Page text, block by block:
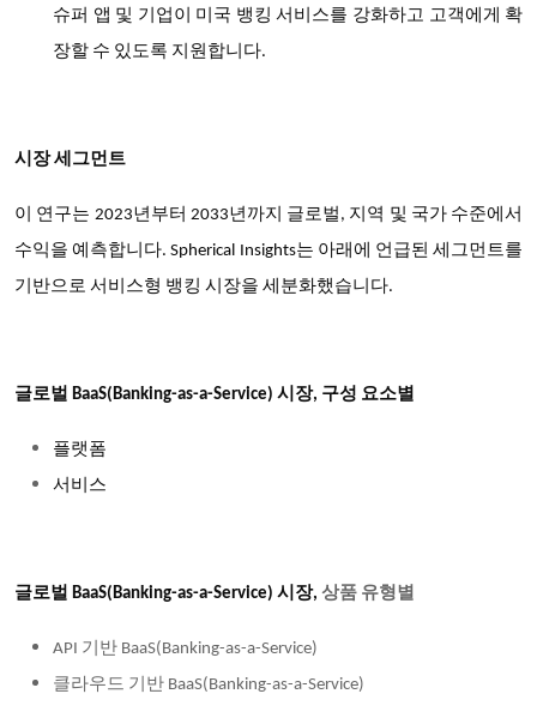
슈퍼 앱 및 기업이 미국 뱅킹 서비스를 강화하고 고객에게 확
장할 수 있도록 지원합니다.
시장 세그먼트
이 연구는 2023년부터 2033년까지 글로벌, 지역 및 국가 수준에서
수익을 예측합니다. Spherical Insights는 아래에 언급된 세그먼트를
기반으로 서비스형 뱅킹 시장을 세분화했습니다.
글로벌 BaaS(Banking-as-a-Service) 시장, 구성 요소별
플랫폼
서비스
글로벌 BaaS(Banking-as-a-Service) 시장, 상품 유형별
API 기반 BaaS(Banking-as-a-Service)
클라우드 기반 BaaS(Banking-as-a-Service)